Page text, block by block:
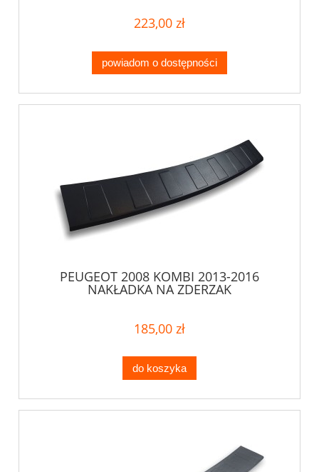
223,00 zł
powiadom o dostępności
PEUGEOT 2008 KOMBI 2013-2016
NAKŁADKA NA ZDERZAK
185,00 zł
do koszyka